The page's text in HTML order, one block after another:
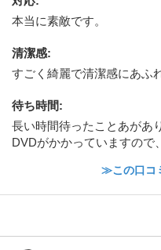
本当に素敵です。
清潔感:
すごく綺麗で清潔感にあふ
待ち時間:
長い時間待ったことあがあ
DVDがかかっていますので
≫この口コ